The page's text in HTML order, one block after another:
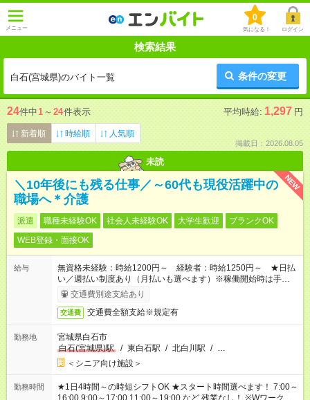
メニュー
0
気になる！ ログイン
検索結果
白石(宮城県)のバイト一覧 条件の変更
24件中1 ～ 24件表示 平均時給: 1,297 円
新着順 時給順 人気順
掲載日：2026.08.05
未読
NEW
＼10年後にも残る仕事／～60代も現役活躍中の
職場へ＊介護
派遣 職種未経験OK 社会人未経験OK 大学生歓迎
ブランクOK
WEB登録・面接OK
給与
無資格未経験：時給1200円～ 経験者：時給1250円～ ★日払
い／週払い制度あり（月払いも選べます）※稼働開始時は手続き
完了次第のお支払いとなります。
交通費別途支給あり
交通費 交通費全額支給※規定有
勤務地
宮城県白石市
白石(宮城県)駅
/ 東白石駅 / 北白川駅 / …
＜シニア向け施設＞
勤務時間
★1日4時間～の時短シフトOK ★スタート時間選べます！ 7:00～
16:00 9:00～17:00 11:00～19:00 など 残業なし！ ※Wワークの